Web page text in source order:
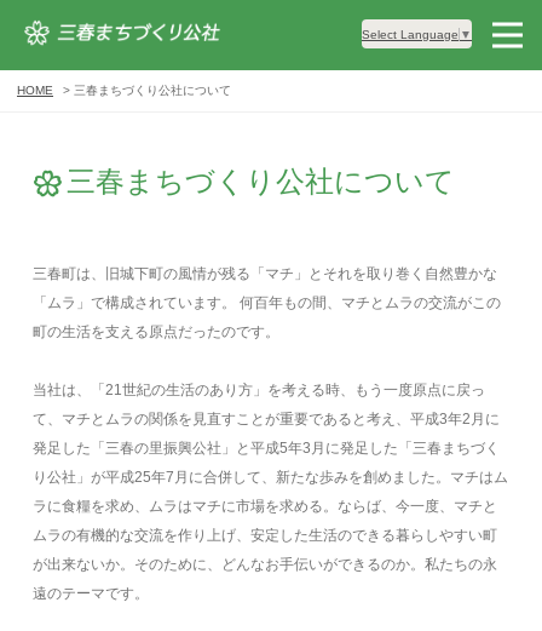
Select Language ▼
HOME 三春まちづくり公社について
三春まちづくり公社について
三春町は、旧城下町の風情が残る「マチ」とそれを取り巻く自然豊かな
「ムラ」で構成されています。 何百年もの間、マチとムラの交流がこの
町の生活を支える原点だったのです。
当社は、「21世紀の生活のあり方」を考える時、もう一度原点に戻っ
て、マチとムラの関係を見直すことが重要であると考え、平成3年2月に
発足した「三春の里振興公社」と平成5年3月に発足した「三春まちづく
り公社」が平成25年7月に合併して、新たな歩みを創めました。マチはム
ラに食糧を求め、ムラはマチに市場を求める。ならば、今一度、マチと
ムラの有機的な交流を作り上げ、安定した生活のできる暮らしやすい町
が出来ないか。そのために、どんなお手伝いができるのか。私たちの永
遠のテーマです。